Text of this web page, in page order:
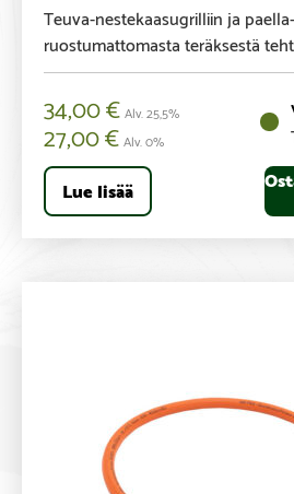
Teuva-nestekaasugrilliin ja
ruostumattomasta teräksestä
34,00€Alv. 25,5%
27,00€Alv. 0%
Lue lisää